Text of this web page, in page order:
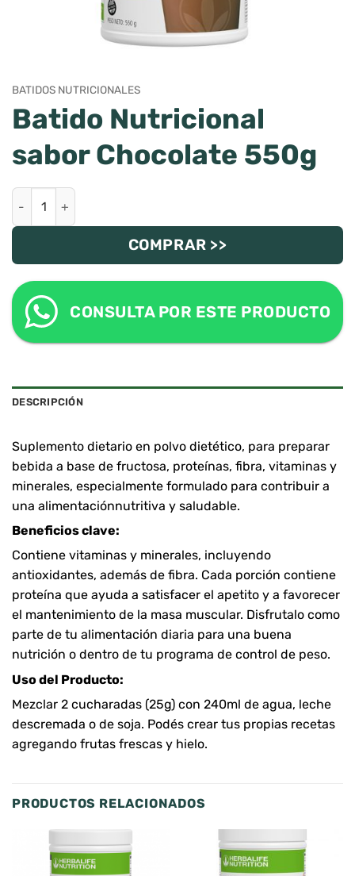
BATIDOS NUTRICIONALES
Batido Nutricional
sabor Chocolate 550g
COMPRAR >>
CONSULTA POR ESTE PRODUCTO
DESCRIPCIÓN
Suplemento dietario en polvo dietético, para preparar
bebida a base de fructosa, proteínas, fibra, vitaminas y
minerales, especialmente formulado para contribuir a
una alimentaciónnutritiva y saludable.
Beneficios clave:
Contiene vitaminas y minerales, incluyendo
antioxidantes, además de fibra. Cada porción contiene
proteína que ayuda a satisfacer el apetito y a favorecer
el mantenimiento de la masa muscular. Disfrutalo como
parte de tu alimentación diaria para una buena
nutrición o dentro de tu programa de control de peso.
Uso del Producto:
Mezclar 2 cucharadas (25g) con 240ml de agua, leche
descremada o de soja. Podés crear tus propias recetas
agregando frutas frescas y hielo.
PRODUCTOS RELACIONADOS